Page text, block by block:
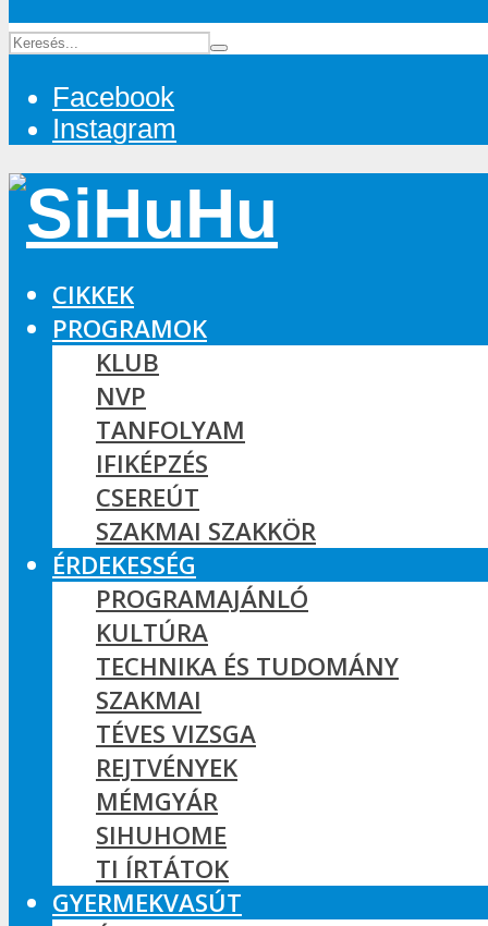
Facebook
Instagram
CIKKEK
PROGRAMOK
KLUB
NVP
TANFOLYAM
IFIKÉPZÉS
CSEREÚT
SZAKMAI SZAKKÖR
ÉRDEKESSÉG
PROGRAMAJÁNLÓ
KULTÚRA
TECHNIKA ÉS TUDOMÁNY
SZAKMAI
TÉVES VIZSGA
REJTVÉNYEK
MÉMGYÁR
SIHUHOME
TI ÍRTÁTOK
GYERMEKVASÚT